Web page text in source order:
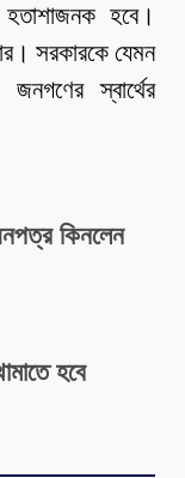
হবে।
সরকারকে যেমন
স্বার্থের
কিনলেন
হবে